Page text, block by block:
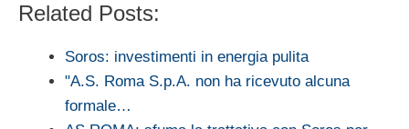
Related Posts:
Soros: investimenti in energia pulita
"A.S. Roma S.p.A. non ha ricevuto alcuna
formale…